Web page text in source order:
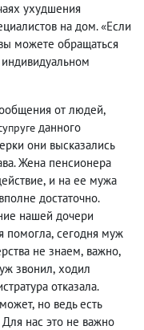
ухудшения
на дом. «Если
можете обращаться
от людей,
данного
они высказались
Жена пенсионера
, и на ее мужа
достаточно.
нашей дочери
помогла, сегодня муж
не знаем, важно,
звонил, ходил
отказала.
, но ведь есть
нас это не важно